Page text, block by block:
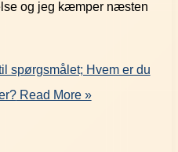
og jeg kæmper næsten
spørgsmålet; Hvem er du
Read More »